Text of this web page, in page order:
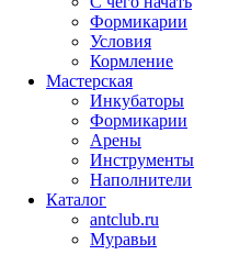
Формикарии
Условия
Кормление
Мастерская
Инкубаторы
Формикарии
Арены
Инструменты
Наполнители
Каталог
antclub.ru
Муравьи